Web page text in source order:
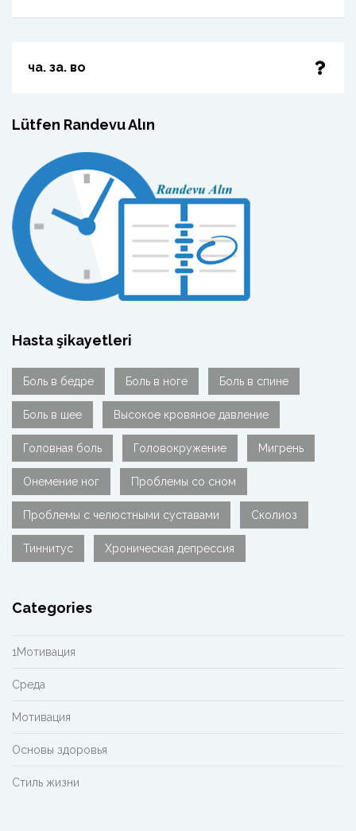
ча. за. во
Lütfen Randevu Alın
Hasta şikayetleri
Боль в бедре Боль в ноге Боль в спине
Боль в шее Высокое кровяное давление
Головная боль Головокружение Мигрень
Онемение ног Проблемы со сном
Проблемы с челюстными суставами Сколиоз
Тиннитус Хроническая депрессия
Categories
1Мотивация
Cреда
Мотивация
Основы здоровья
Стиль жизни